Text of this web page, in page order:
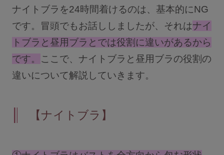
よくある質問・お問い合わせ
サイズガイド
着用方法
洗濯方法
ナイトブラを24時間着けるのは、基本的にNG
です。冒頭でもお話ししましたが、それはナイ
トブラと昼用ブラとでは役割に違いがあるから
です。 ここで、ナイトブラと昼用ブラの役割の
違いについて解説していきます。
【ナイトブラ】